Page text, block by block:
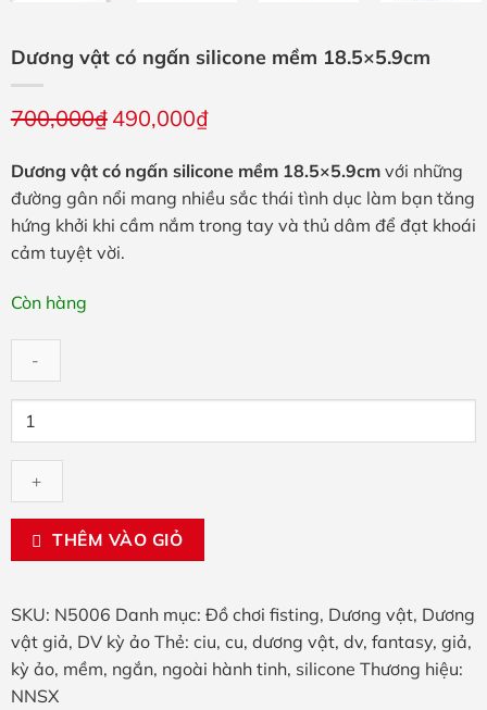
Dương vật có ngấn silicone mềm 18.5×5.9cm
700,000₫ Giá
là:
700,000₫.
490,000₫Giá
tại
là:
490,000₫.
Dương vật có ngấn silicone mềm 18.5×5.9cm với những
đường gân nổi mang nhiều sắc thái tình dục làm bạn tăng
hứng khởi khi cầm nắm trong tay và thủ dâm để đạt khoái
cảm tuyệt vời.
Còn hàng
có
ngấn
mềm
18.5×5.9cm
lượng
THÊM VÀO GIỎ
SKU: N5006 Danh mục: Đồ chơi fisting, Dương vật, Dương
vật giả, DV kỳ ảo Thẻ: ciu, cu, dương vật, dv, fantasy, giả,
kỳ ảo, mềm, ngắn, ngoài hành tinh, silicone Thương hiệu:
NNSX